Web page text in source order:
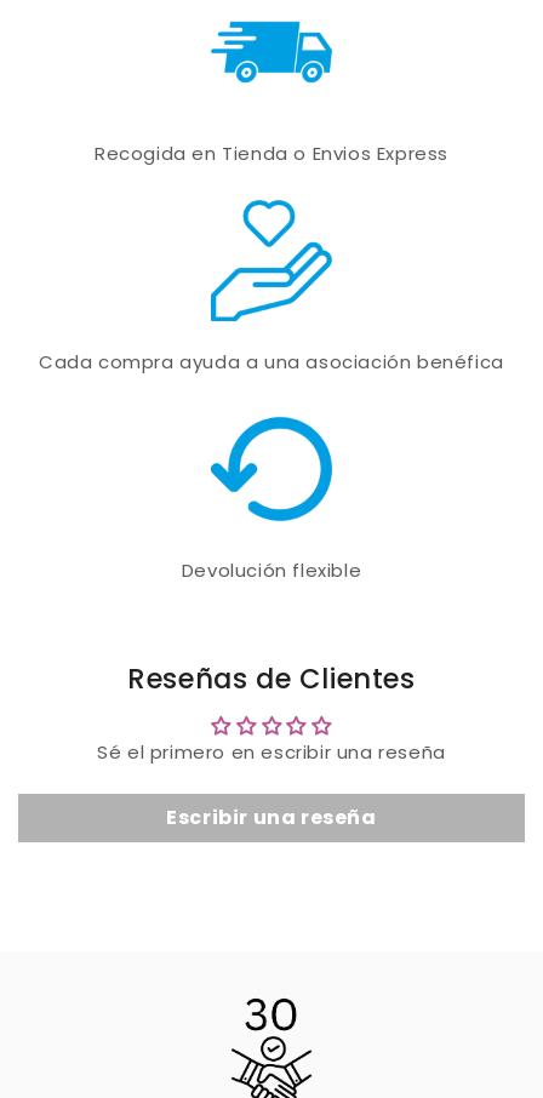
Recogida en Tienda o Envios Express
Cada compra ayuda a una asociación benéfica
Devolución flexible
Reseñas de Clientes
Sé el primero en escribir una reseña
Escribir una reseña